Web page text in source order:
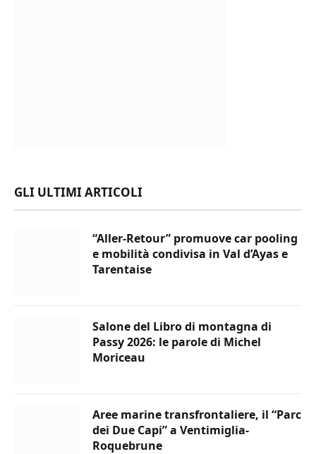
GLI ULTIMI ARTICOLI
“Aller-Retour” promuove car pooling
e mobilità condivisa in Val d’Ayas e
Tarentaise
Salone del Libro di montagna di
Passy 2026: le parole di Michel
Moriceau
Aree marine transfrontaliere, il “Parc
dei Due Capi” a Ventimiglia-
Roquebrune